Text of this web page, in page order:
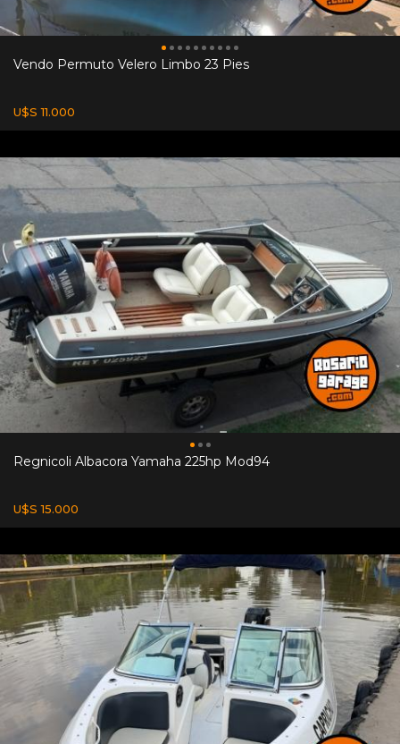
Vendo Permuto Velero Limbo 23 Pies
U$S 11.000
Regnicoli Albacora Yamaha 225hp Mod94
U$S 15.000